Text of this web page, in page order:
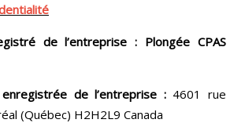
de l’entreprise : Plongée CPAS
de l’entreprise :4601 rue
(Québec) H2H2L9 Canada